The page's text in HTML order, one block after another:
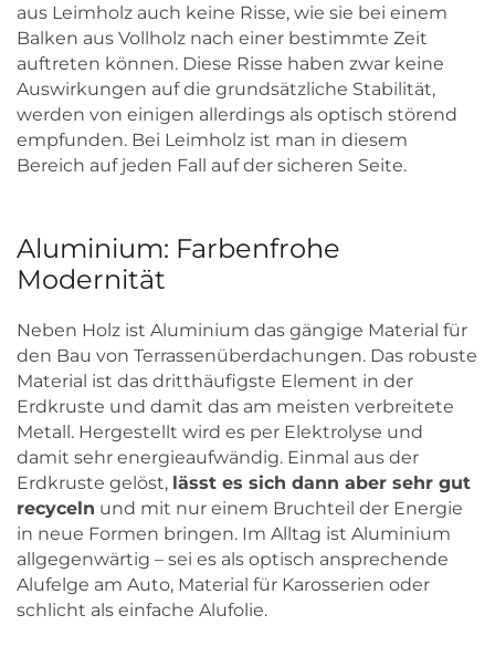
aus Leimholz auch keine Risse, wie sie bei einem
Balken aus Vollholz nach einer bestimmte Zeit
auftreten können. Diese Risse haben zwar keine
Auswirkungen auf die grundsätzliche Stabilität,
werden von einigen allerdings als optisch störend
empfunden. Bei Leimholz ist man in diesem
Bereich auf jeden Fall auf der sicheren Seite.
Aluminium: Farbenfrohe
Modernität
Neben Holz ist Aluminium das gängige Material für
den Bau von Terrassenüberdachungen. Das robuste
Material ist das dritthäufigste Element in der
Erdkruste und damit das am meisten verbreitete
Metall. Hergestellt wird es per Elektrolyse und
damit sehr energieaufwändig. Einmal aus der
Erdkruste gelöst, lässt es sich dann aber sehr gut
recyceln und mit nur einem Bruchteil der Energie
in neue Formen bringen. Im Alltag ist Aluminium
allgegenwärtig – sei es als optisch ansprechende
Alufelge am Auto, Material für Karosserien oder
schlicht als einfache Alufolie.